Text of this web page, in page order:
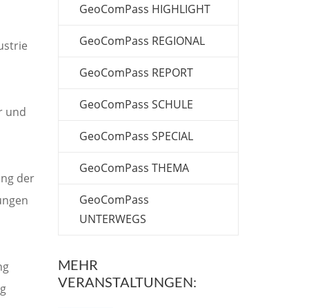
und
der
GeoComPass HIGHLIGHT
GeoComPass REGIONAL
GeoComPass REPORT
GeoComPass SCHULE
GeoComPass SPECIAL
GeoComPass THEMA
GeoComPass
UNTERWEGS
MEHR
VERANSTALTUNGEN: